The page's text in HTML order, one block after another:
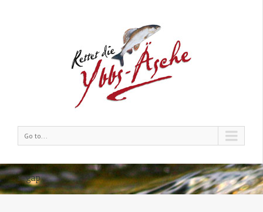
Go to...
i-gap